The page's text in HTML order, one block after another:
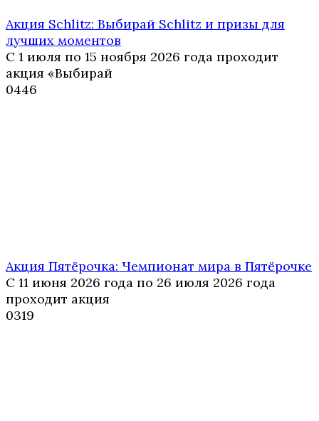
Акция Schlitz: Выбирай Schlitz и призы для
лучших моментов
С 1 июля по 15 ноября 2026 года проходит
акция «Выбирай
0446
Акция Пятёрочка: Чемпионат мира в Пятёрочке
С 11 июня 2026 года по 26 июля 2026 года
проходит акция
0319